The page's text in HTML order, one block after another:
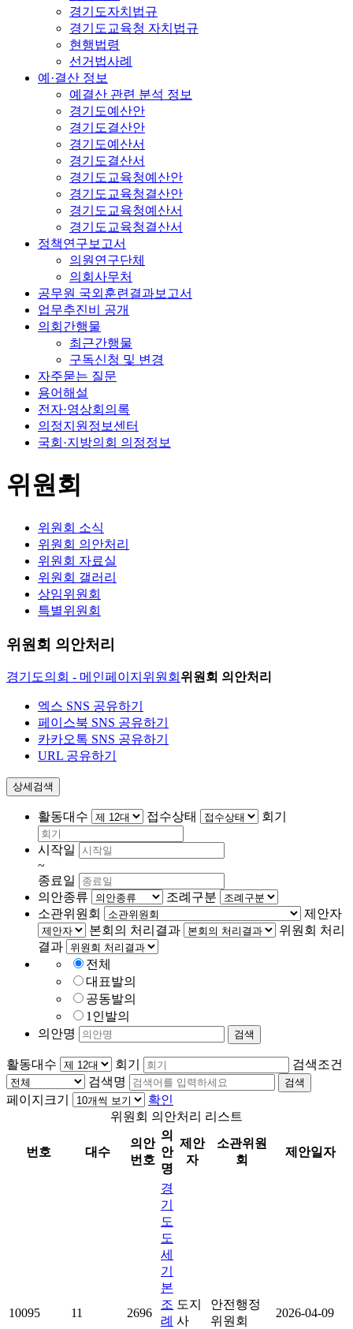
경기도자치법규
경기도교육청 자치법규
현행법령
선거법사례
예·결산 정보
예결산 관련 분석 정보
경기도예산안
경기도결산안
경기도예산서
경기도결산서
경기도교육청예산안
경기도교육청결산안
경기도교육청예산서
경기도교육청결산서
정책연구보고서
의원연구단체
의회사무처
공무원 국외훈련결과보고서
업무추진비 공개
의회간행물
최근간행물
구독신청 및 변경
자주묻는 질문
용어해설
전자·영상회의록
의정지원정보센터
국회·지방의회 의정정보
위원회
위원회 소식
위원회 의안처리
위원회 자료실
위원회 갤러리
상임위원회
특별위원회
위원회 의안처리
경기도의회 - 메인페이지 위원회 위원회 의안처리
엑스 SNS 공유하기
페이스북 SNS 공유하기
카카오톡 SNS 공유하기
URL 공유하기
상세검색
활동대수 접수상태 회기
시작일
~
종료일
의안종류
조례구분
소관위원회
제안자
본회의 처리결과
위원회 처리
결과
전체
대표발의
공동발의
1인발의
의안명
검색
활동대수 회기
검색조건
검색명
검색
페이지크기
확인
위원회 의안처리 리스트
번호 대수
의안
번호
의
안
명
제안
자
소관위원
회
제안일자
10095 11 2696
경
기
도
도
세
기
본
조
례
도지
사
안전행정
위원회
2026-04-09